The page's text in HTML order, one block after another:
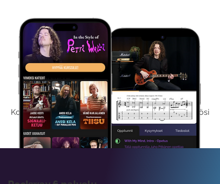
Kokeile Ilmaiseksi
Kokeilemalla ilmaiseksi saat koko sisältömme käyttöösi
viikon ajaksi.